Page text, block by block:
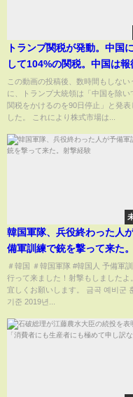
トランプ関税が発動。中国
して104%の関税。中国は報
税84%で応じる。関税戦争
界的な不景気を引き起こす可
性あり
この動画の投稿後、数時間もしない
に、トランプ大統領は「中国を除い
関税をかけるのを90日停止」と発表
した。 これにより株式市場は...
韓国軍隊、兵役終わった人
備軍訓練で銃を撃って来た
撃経験
＃韓国 ＃韓国軍隊 #韓国人 予備軍
行って来ました！射撃もしましたよ
宜しくお願いします。 금곡 예비군
기준 2019년...